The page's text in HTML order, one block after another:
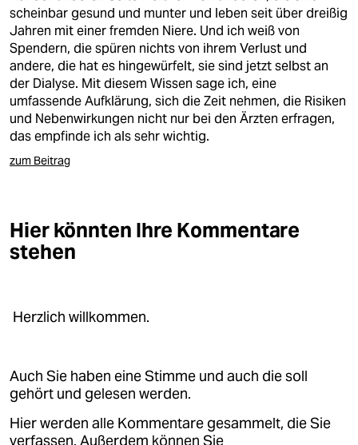
scheinbar gesund und munter und leben seit über dreißig
Jahren mit einer fremden Niere. Und ich weiß von
Spendern, die spüren nichts von ihrem Verlust und
andere, die hat es hingewürfelt, sie sind jetzt selbst an
der Dialyse. Mit diesem Wissen sage ich, eine
umfassende Aufklärung, sich die Zeit nehmen, die Risiken
und Nebenwirkungen nicht nur bei den Ärzten erfragen,
das empfinde ich als sehr wichtig.
zum Beitrag
Hier könnten Ihre Kommentare
stehen
Herzlich willkommen.
Auch Sie haben eine Stimme und auch die soll
gehört und gelesen werden.
Hier werden alle Kommentare gesammelt, die Sie
verfassen. Außerdem können Sie